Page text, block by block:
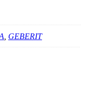
GEBERIT